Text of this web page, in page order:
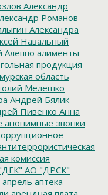
Александр
Романов
Александра
Навальный
Алеппо алименты
продукция
область
Мелешко
Андрей Бялик
Пивенко Анна
анонимные звонки
комиссия
АО "ДРСК"
апрель аптека